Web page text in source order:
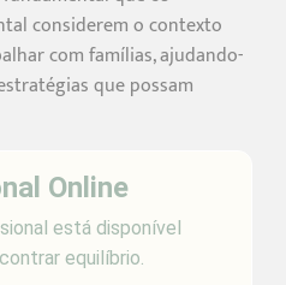
considerem o contexto
com famílias, ajudando-
que possam
Online
está disponível
equilíbrio.